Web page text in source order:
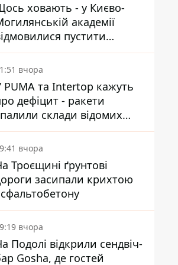
ховають - у Києво-
академії
пустити
з охорони пам'яток
територію
вчора
PUMA та Intertop кажуть
дефіцит - ракети
склади відомих
вчора
Троєщині ґрунтові
засипали крихтою
вчора
Подолі відкрили сендвіч-
Gosha, де гостей